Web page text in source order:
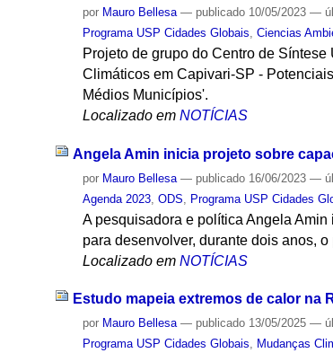
por Mauro Bellesa — publicado 10/05/2023—
Programa USP Cidades Globais ,Ciencias
Projeto de grupo do Centro de
Climáticos em Capivari-SP -
Médios Municípios'.
Localizado em NOTÍCIAS
Angela Amin inicia projeto sobre
por Mauro Bellesa — publicado 16/06/2023—
Agenda 2023 ,ODS Programa USP Cidades
A pesquisadora e política Angela
para desenvolver, durante dois anos, o
Localizado em NOTÍCIAS
Estudo mapeia extremos de calor na
por Mauro Bellesa — publicado 13/05/2025—
Programa USP Cidades Globais, Mudanças